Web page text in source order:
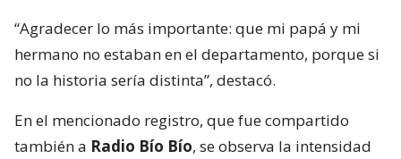
“Agradecer lo más importante: que mi papá y mi
hermano no estaban en el departamento, porque si
no la historia sería distinta”, destacó.
En el mencionado registro, que fue compartido
también a Radio Bío Bío, se observa la intensidad